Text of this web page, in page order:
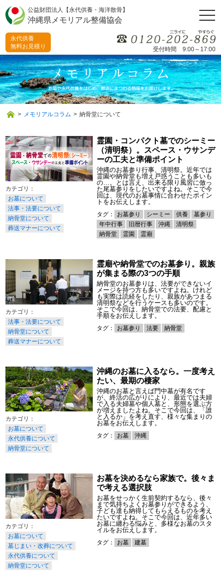
公益財団法人【永代供養・海洋散骨】
沖縄県メモリアル整備協会
受付時間 9:00～17:00
永代供養
無料お見積り
> メモリアルコラム > 納骨堂について
お墓について
法事・法要について
納骨堂について
葬送マナーについて
霊園・コンパクト墓でのシーミー
（清明祭）。スペース・ウサンデ
ーの工夫と準備ポイント
沖縄のお墓参り行事、清明祭。近年では
霊園や納骨堂も増え戸惑うことも多いも
の…。とは言え、出来る限り風習に倣っ
た尾墓参りをしたいですよね。そこで今
回は、現代のお墓事情に合わせたポイン
トをお伝えします。
タグ： お墓参り シーミー 供養
墓参り
年中行事
旧暦行事 沖縄
清明祭
納骨堂
霊園 霊廟
法事・法要について
納骨堂について
葬送マナーについて
霊廟や納骨堂でのお墓参り。親族
が集まる際の3つの手順
納骨堂のお墓参りは、法要ができないイ
メージを持つ方も多いですよね。けれど
も実際は読経をしたり、親族があつまる
清明祭などを行うケースも多いのです。
そこで今回は、納骨堂での法要、配慮と
手順をお伝えします。
タグ： お墓参り 法要 納骨堂
お墓について
永代供養について
納骨堂について
沖縄のお墓に入るなら。一度考え
たい、最期の棲家
沖縄のお墓と言えば門中墓が有名です
が、終活の広がりにより、最近では夫婦
で入る夫婦墓や個人墓と、形態を選ぶ方
が増えましたよね。そこで今回は、「誰
と入るか」を考え直す、様々な集まりの
お墓をお伝えします。
タグ： お墓 沖縄
お墓について
墓じまい・改葬について
永代供養について
納骨堂について
お墓を決めるなら家族で。後々ま
で考える選択肢
お墓をせっかく生前契約するなら、後々
まで気持ちよくお墓参りができるよう、
子ども達も納得してもらえるものを考え
たいですよね。そこで今回は、近年多い
お墓に纏わる悩みと、多様なお墓のスタ
イルをお伝えします。
タグ： お墓 建墓